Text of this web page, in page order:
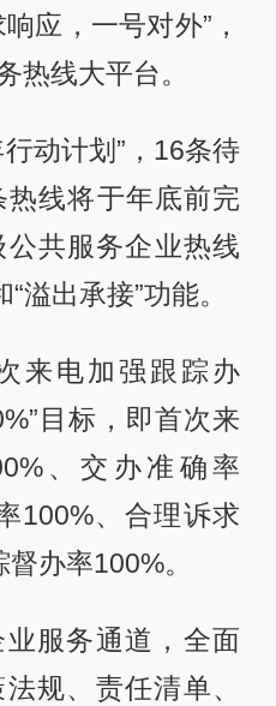
应，一号对外”，
热线大平台。
动计划”，16条待
线将于年底前完
共服务企业热线
溢出承接”功能。
来电加强跟踪办
目标，即首次来
、交办准确率
100%、合理诉求
办率100%。
服务通道，全面
规、责任清单、